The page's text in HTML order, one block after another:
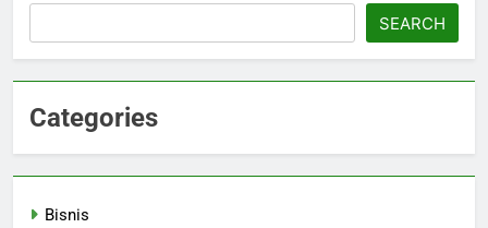
SEARCH
Categories
Bisnis